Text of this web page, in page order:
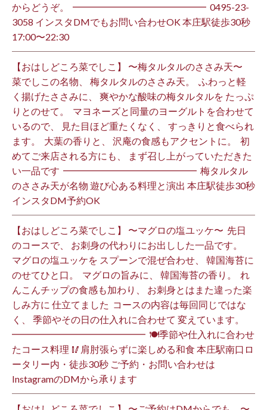
からどうぞ。 ⁡ ━━━━━━━━━━━━━━ ⁡ ️0495-23-
3058 インスタDMでもお問い合わせOK 本庄駅徒歩30秒
17:00〜22:30 ⁡
【おはしどころ菜でしこ】 〜梅タルタルのささみ天〜 ⁡
菜でしこの名物、 梅タルタルのささみ天。 ⁡ ふわっと軽
く揚げたささみに、 爽やかな酸味の梅タルタルを たっぷ
りとのせて。 ⁡ マヨネーズと同量のヨーグルトを合わせて
いるので、 見た目ほど重たくなく、 すっきりと食べられ
ます。 ⁡ 大葉の香りと、 沢庵の食感もアクセントに。 ⁡ 初
めてご来店される方にも、 まず召し上がっていただきた
い一品です️ ⁡ ━━━━━━━━━━━━━━ ⁡ 梅タルタル
のささみ天が名物 遊び心ある料理と演出 本庄駅徒歩30秒
インスタDM予約OK ⁡
【おはしどころ菜でしこ】 〜マグロの塩ユッケ〜 ⁡ 先日
のコースで、 お刺身の代わりにお出しした一品です。 ⁡
マグロの塩ユッケを スプーンで混ぜ合わせ、 韓国海苔に
のせてひと口。 ⁡ マグロの旨みに、 韓国海苔の香り。 ⁡ れ
んこんチップの食感も加わり、 お刺身とはまた違った楽
しみ方に 仕立てました️ ⁡ コースの内容は毎回同じではな
く、 季節やその日の仕入れに合わせて 変えています。 ⁡
━━━━━━━━━━━━━━ ⁡ 🍽季節や仕入れに合わせ
たコース料理 🥢肩肘張らずに楽しめる和食 本庄駅南口ロ
ータリー内・徒歩30秒 ご予約・お問い合わせは
InstagramのDMから承ります ⁡